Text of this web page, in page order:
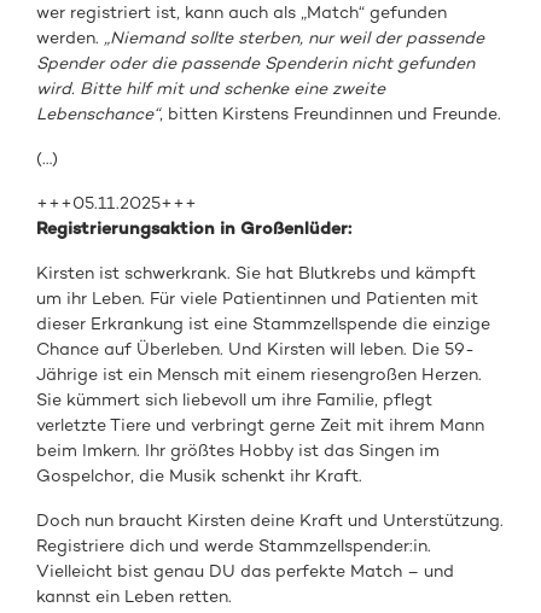
wer registriert ist, kann auch als „Match“ gefunden
werden. „Niemand sollte sterben, nur weil der passende
Spender oder die passende Spenderin nicht gefunden
wird. Bitte hilf mit und schenke eine zweite
Lebenschance“, bitten Kirstens Freundinnen und Freunde.
(…)
+++05.11.2025+++
Registrierungsaktion in Großenlüder:
Kirsten ist schwerkrank. Sie hat Blutkrebs und kämpft
um ihr Leben. Für viele Patientinnen und Patienten mit
dieser Erkrankung ist eine Stammzellspende die einzige
Chance auf Überleben. Und Kirsten will leben. Die 59-
Jährige ist ein Mensch mit einem riesengroßen Herzen.
Sie kümmert sich liebevoll um ihre Familie, pflegt
verletzte Tiere und verbringt gerne Zeit mit ihrem Mann
beim Imkern. Ihr größtes Hobby ist das Singen im
Gospelchor, die Musik schenkt ihr Kraft.
Doch nun braucht Kirsten deine Kraft und Unterstützung.
Registriere dich und werde Stammzellspender:in.
Vielleicht bist genau DU das perfekte Match – und
kannst ein Leben retten.